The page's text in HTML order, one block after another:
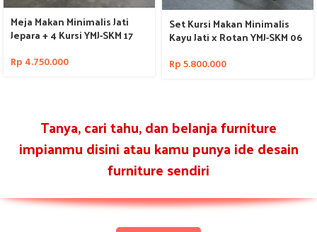
Meja Makan Minimalis Jati
Jepara + 4 Kursi YMJ-SKM 17
Rp 4.750.000
Set Kursi Makan Minimalis
Kayu Jati x Rotan YMJ-SKM 06
Rp5.800.000
Tanya, cari tahu, dan belanja furniture
impianmu disini atau kamu punya ide desain
furniture sendiri